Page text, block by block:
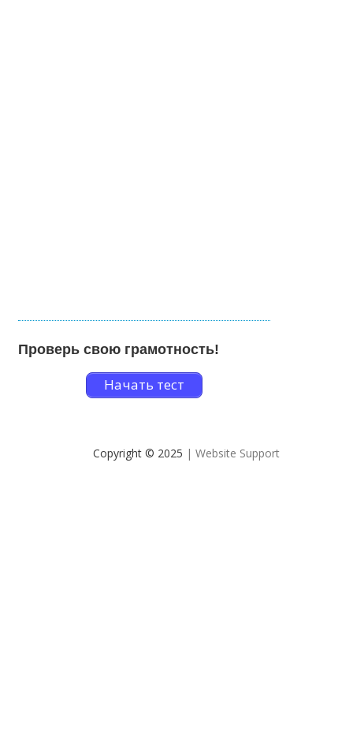
Проверь свою грамотность!
Начать тест
Copyright © 2025 | Website Support